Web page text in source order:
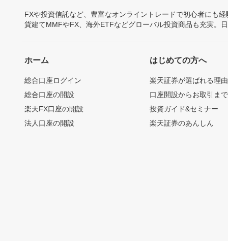
FXや投資信託など、豊富なオンライントレードで初心者にも
貨建てMMFやFX、海外ETFなどグローバル投資商品も充実。
ホーム
総合口座ログイン
総合口座の開設
楽天FX口座の開設
法人口座の開設
はじめての方へ
楽天証券が選ばれる理由
口座開設からお取引ま
投資ガイド&セミナー
楽天証券のあんしん